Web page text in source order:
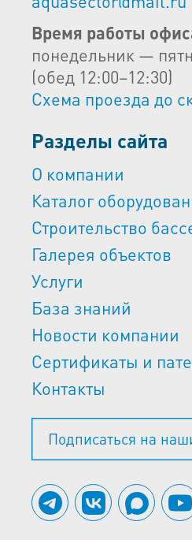
Время работы
понедельник —
(обед 12:00–12:30)
Схема проезда до
Разделы сайта
О компании
Каталог
Строительство
Галерея объектов
Услуги
База знаний
Новости компании
Сертификаты и
Контакты
Подписаться на